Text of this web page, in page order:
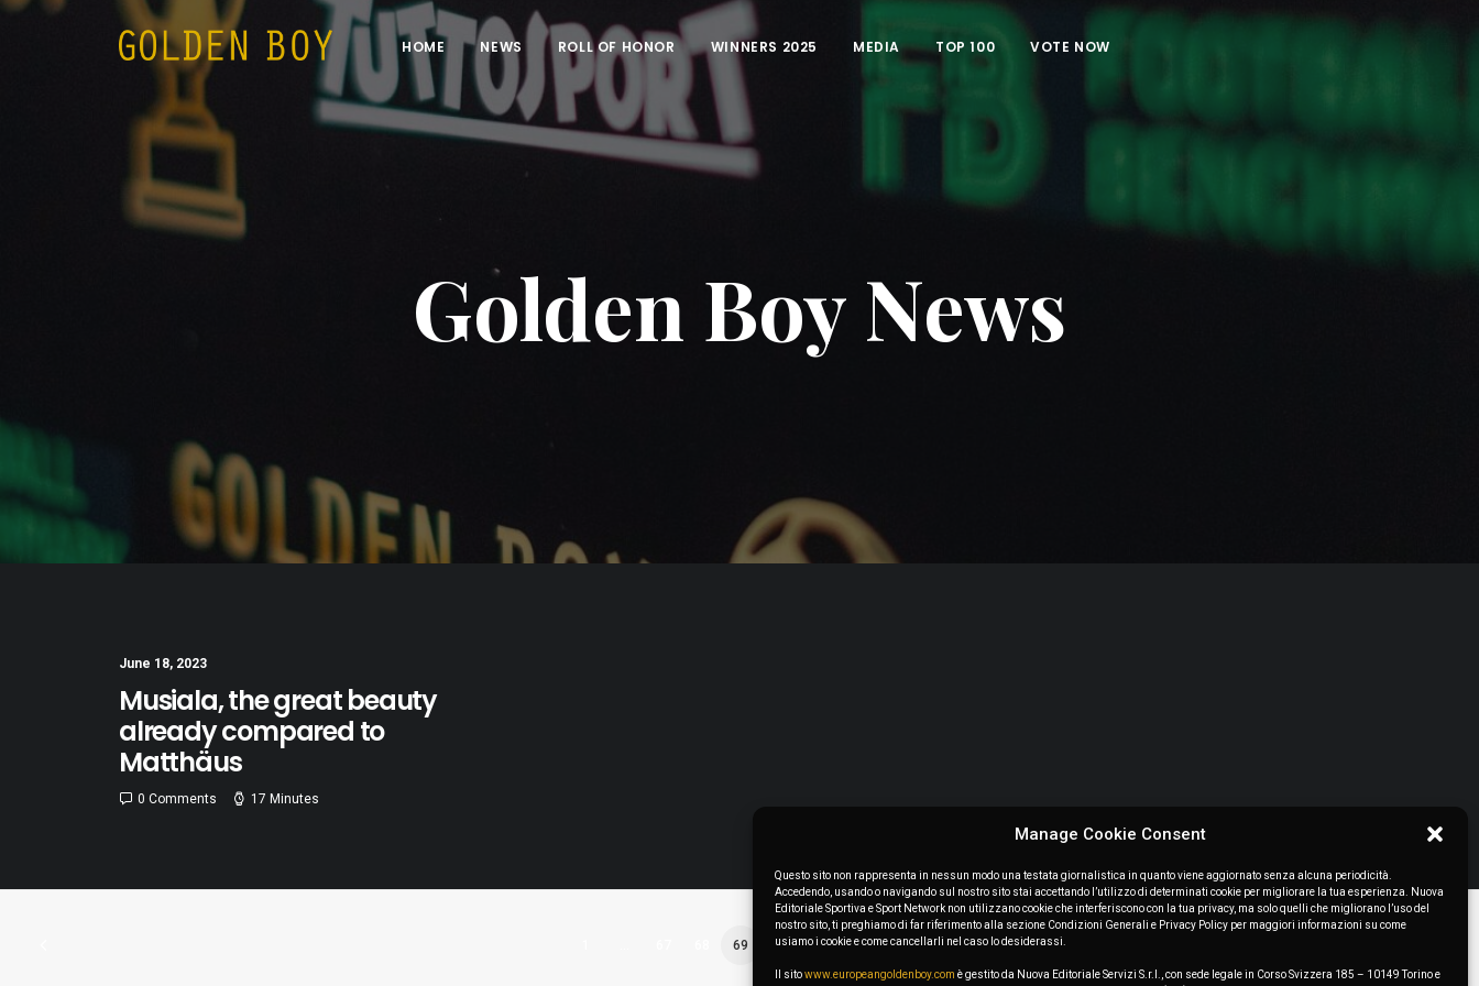
Manage Cookie Consent
Questo sito non rappresenta in nessun modo una testata giornalistica in quanto viene aggiornato senza alcuna periodicità.
Accedendo, usando o navigando sul nostro sito stai accettando l’utilizzo di determinati cookie per migliorare la tua esperienza. Nuova
Editoriale Sportiva e Sport Network non utilizzano cookie che interferiscono con la tua privacy, ma solo quelli che migliorano l’uso del
nostro sito, ti preghiamo di far riferimento alla sezione Condizioni Generali e Privacy Policy per maggiori informazioni su come
usiamo i cookie e come cancellarli nel caso lo desiderassi.
Il sitowww.europeangoldenboy.com è gestito da Nuova Editoriale Servizi S.r.l., con sede legale in Corso Svizzera 185 – 10149 Torino e
HOME NEWS ROLL OF HONOR WINNERS 2025 MEDIA TOP 100 VOTE NOW
Golden Boy News
June 18, 2023
Musiala, the great beauty
already compared to
Matthäus
0 Comments 17 Minutes
69 70 71 … 87